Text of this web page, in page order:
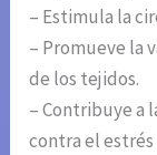
– Estimula la
– Promueve la
de los tejidos.
– Contribuye a
contra el